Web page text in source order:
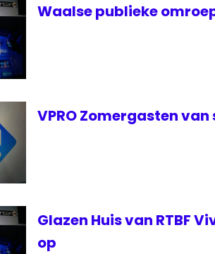
Waalse publieke
VPRO Zomergasten
Glazen Huis van RTBF
op